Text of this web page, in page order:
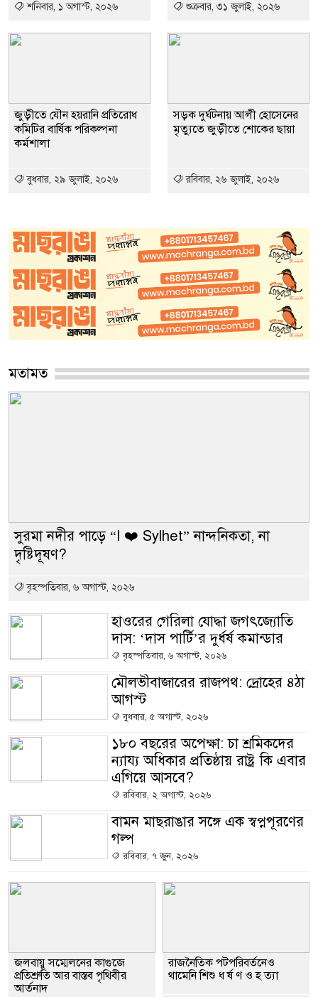
শনিবার, ১ অগাস্ট, ২০২৬ শুক্রবার, ৩১ জুলাই, ২০২৬
জুড়ীতে যৌন হয়রানি প্রতিরোধ
কমিটির বার্ষিক পরিকল্পনা
কর্মশালা
বুধবার, ২৯ জুলাই, ২০২৬
সড়ক দুর্ঘটনায় আলী হোসেনের
মৃত্যুতে জুড়ীতে শোকের ছায়া
রবিবার, ২৬ জুলাই, ২০২৬
মতামত
সুরমা নদীর পাড়ে “I ❤️ Sylhet” নান্দনিকতা, না
দৃষ্টিদূষণ?
বৃহস্পতিবার, ৬ অগাস্ট, ২০২৬
হাওরের গেরিলা যোদ্ধা জগৎজ্যোতি
দাস: ‘দাস পার্টি’র দুর্ধর্ষ কমান্ডার
বৃহস্পতিবার, ৬ অগাস্ট, ২০২৬
মৌলভীবাজারের রাজপথ: দ্রোহের ৪ঠা
আগস্ট
বুধবার, ৫ অগাস্ট, ২০২৬
১৮০ বছরের অপেক্ষা: চা শ্রমিকদের
ন্যায্য অধিকার প্রতিষ্ঠায় রাষ্ট্র কি এবার
এগিয়ে আসবে?
রবিবার, ২ অগাস্ট, ২০২৬
বামন মাছরাঙার সঙ্গে এক স্বপ্নপূরণের
গল্প
রবিবার, ৭ জুন, ২০২৬
জলবায়ু সম্মেলনের কাগুজে
প্রতিশ্রুতি আর বাস্তব পৃথিবীর
আর্তনাদ
রাজনৈতিক পটপরিবর্তনেও
থামেনি শিশু ধ র্ষ ণ ও হ ত্যা